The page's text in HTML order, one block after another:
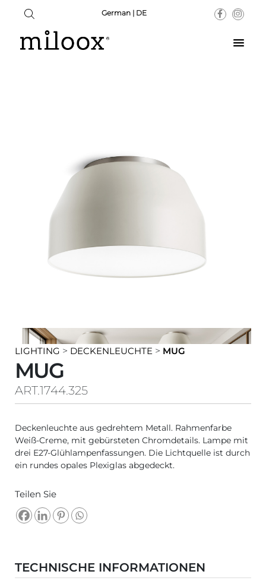
German | DE
LIGHTING > DECKENLEUCHTE > MUG
MUG
ART.1744.325
Deckenleuchte aus gedrehtem Metall. Rahmenfarbe
Weiß-Creme, mit gebürsteten Chromdetails. Lampe mit
drei E27-Glühlampenfassungen. Die Lichtquelle ist durch
ein rundes opales Plexiglas abgedeckt.
Teilen Sie
TECHNISCHE INFORMATIONEN